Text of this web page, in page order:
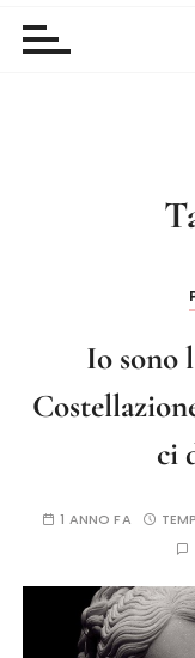
Io sono
ci
1 ANNO FA